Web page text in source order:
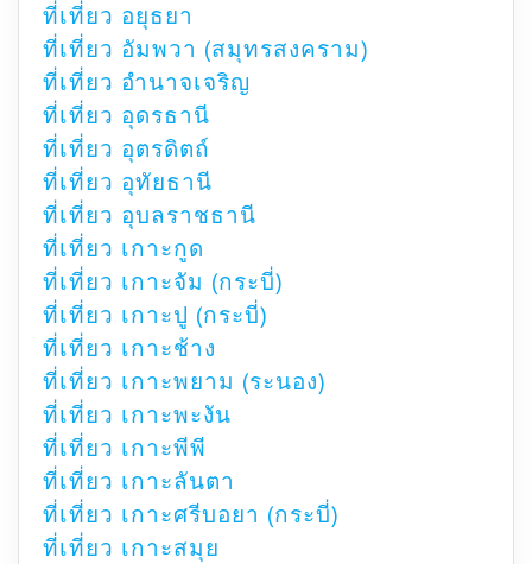
ที่เที่ยว อยุธยา
ที่เที่ยว อัมพวา (สมุทรสงคราม)
ที่เที่ยว อำนาจเจริญ
ที่เที่ยว อุดรธานี
ที่เที่ยว อุตรดิตถ์
ที่เที่ยว อุทัยธานี
ที่เที่ยว อุบลราชธานี
ที่เที่ยว เกาะกูด
ที่เที่ยว เกาะจัม (กระบี่)
ที่เที่ยว เกาะปู (กระบี่)
ที่เที่ยว เกาะช้าง
ที่เที่ยว เกาะพยาม (ระนอง)
ที่เที่ยว เกาะพะงัน
ที่เที่ยว เกาะพีพี
ที่เที่ยว เกาะลันตา
ที่เที่ยว เกาะศรีบอยา (กระบี่)
ที่เที่ยว เกาะสมุย